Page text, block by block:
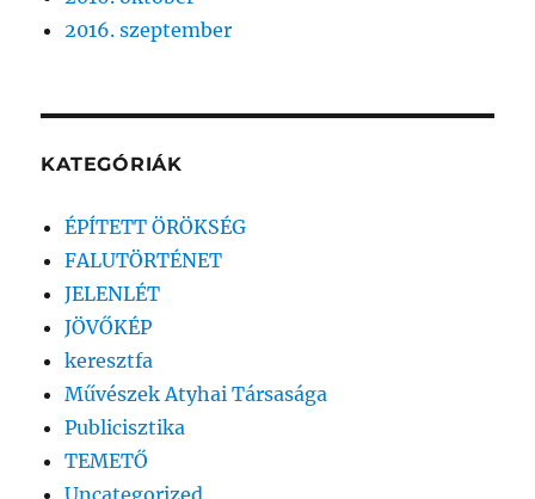
2016. szeptember
KATEGÓRIÁK
ÉPÍTETT ÖRÖKSÉG
FALUTÖRTÉNET
JELENLÉT
JÖVŐKÉP
keresztfa
Művészek Atyhai Társasága
Publicisztika
TEMETŐ
Uncategorized